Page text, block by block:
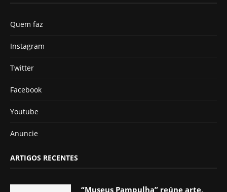
Quem faz
Instagram
Twitter
Facebook
Youtube
Anuncie
ARTIGOS RECENTES
“Museus Pampulha” reúne arte,